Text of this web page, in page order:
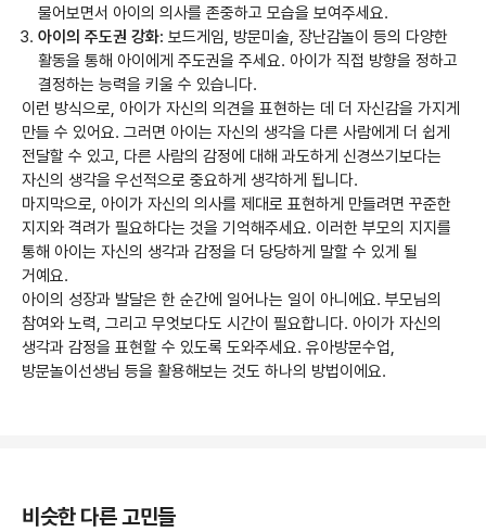
물어보면서 아이의 의사를 존중하고 모습을 보여주세요.
아이의 주도권 강화: 보드게임, 방문미술, 장난감놀이 등의 다양한
활동을 통해 아이에게 주도권을 주세요. 아이가 직접 방향을 정하고
결정하는 능력을 키울 수 있습니다.
이런 방식으로, 아이가 자신의 의견을 표현하는 데 더 자신감을 가지게
만들 수 있어요. 그러면 아이는 자신의 생각을 다른 사람에게 더 쉽게
전달할 수 있고, 다른 사람의 감정에 대해 과도하게 신경쓰기보다는
자신의 생각을 우선적으로 중요하게 생각하게 됩니다.
마지막으로, 아이가 자신의 의사를 제대로 표현하게 만들려면 꾸준한
지지와 격려가 필요하다는 것을 기억해주세요. 이러한 부모의 지지를
통해 아이는 자신의 생각과 감정을 더 당당하게 말할 수 있게 될
거예요.
아이의 성장과 발달은 한 순간에 일어나는 일이 아니에요. 부모님의
참여와 노력, 그리고 무엇보다도 시간이 필요합니다. 아이가 자신의
생각과 감정을 표현할 수 있도록 도와주세요. 유아방문수업,
방문놀이선생님 등을 활용해보는 것도 하나의 방법이에요.
비슷한 다른 고민들